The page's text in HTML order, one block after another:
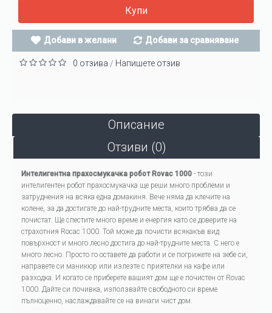
Купи
Добави в желани Добави за сравняване
0 отзива / Напишете отзив
Описание
Отзиви (0)
Интелигентна прахосмукачка робот Rovac 1000 - този
интелигентен робот прахосмукачка ще реши много проблеми и
затруднения на всяка една домакиня. Вече няма да клечите на
колене, за да достигате до най-трудните места, които трябва да се
почистат. Ще спестите много време и енергия като се доверите на
страхотния Rocac 1000. Той може да почисти всякакъв вид
повърхност и много лесно достига до най-трудните места. С него е
много лесно. Просто го оставете да работи и се погрижете на зебе си,
направете си маникюр или излезте с приятелки на кафе или
разходка. И когато се приберете вашият дом ще е почистен от Rovac
1000. Дайте си почивка, използвайте свободното си време
пълноценно, наслаждавайте се на винаги чист дом.